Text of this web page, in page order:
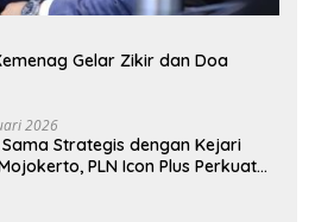
Gelar Zikir dan Doa
2026
Strategis dengan Kejari
PLN Icon Plus Perkuat